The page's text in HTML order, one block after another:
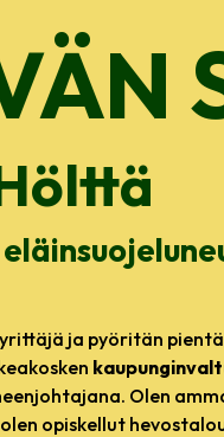
ja pyöritän
Olen
opiskellut